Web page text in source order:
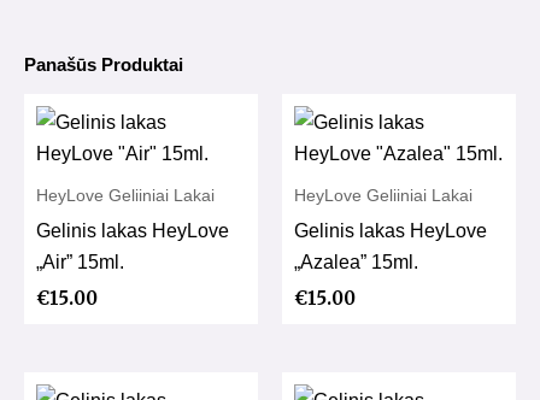
Panašūs Produktai
HeyLove Geliiniai Lakai
Gelinis lakas HeyLove
„Air” 15ml.
€15.00
HeyLove Geliiniai Lakai
Gelinis lakas HeyLove
„Azalea” 15ml.
€15.00